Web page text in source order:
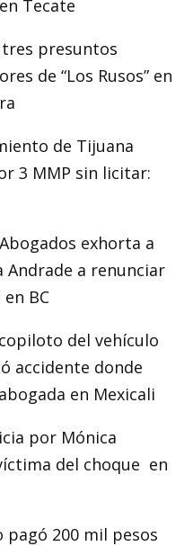
Tecate
presuntos
de “Los Rusos” en
de Tijuana
3 MMP sin licitar:
exhorta a
Andrade a renunciar
BC
del vehículo
accidente donde
en Mexicali
por Mónica
del choque en
pagó 200 mil pesos